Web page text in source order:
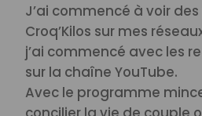
J’ai commencé à voir
Croq’Kilos sur mes
j’ai commencé avec les
sur la chaîne YouTube.
Avec le programme